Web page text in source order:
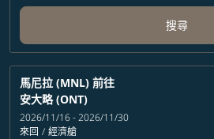
搜尋
馬尼拉 (MNL) 前往
安大略 (ONT)
2026/11/16 - 2026/11/30
來回 / 經濟艙